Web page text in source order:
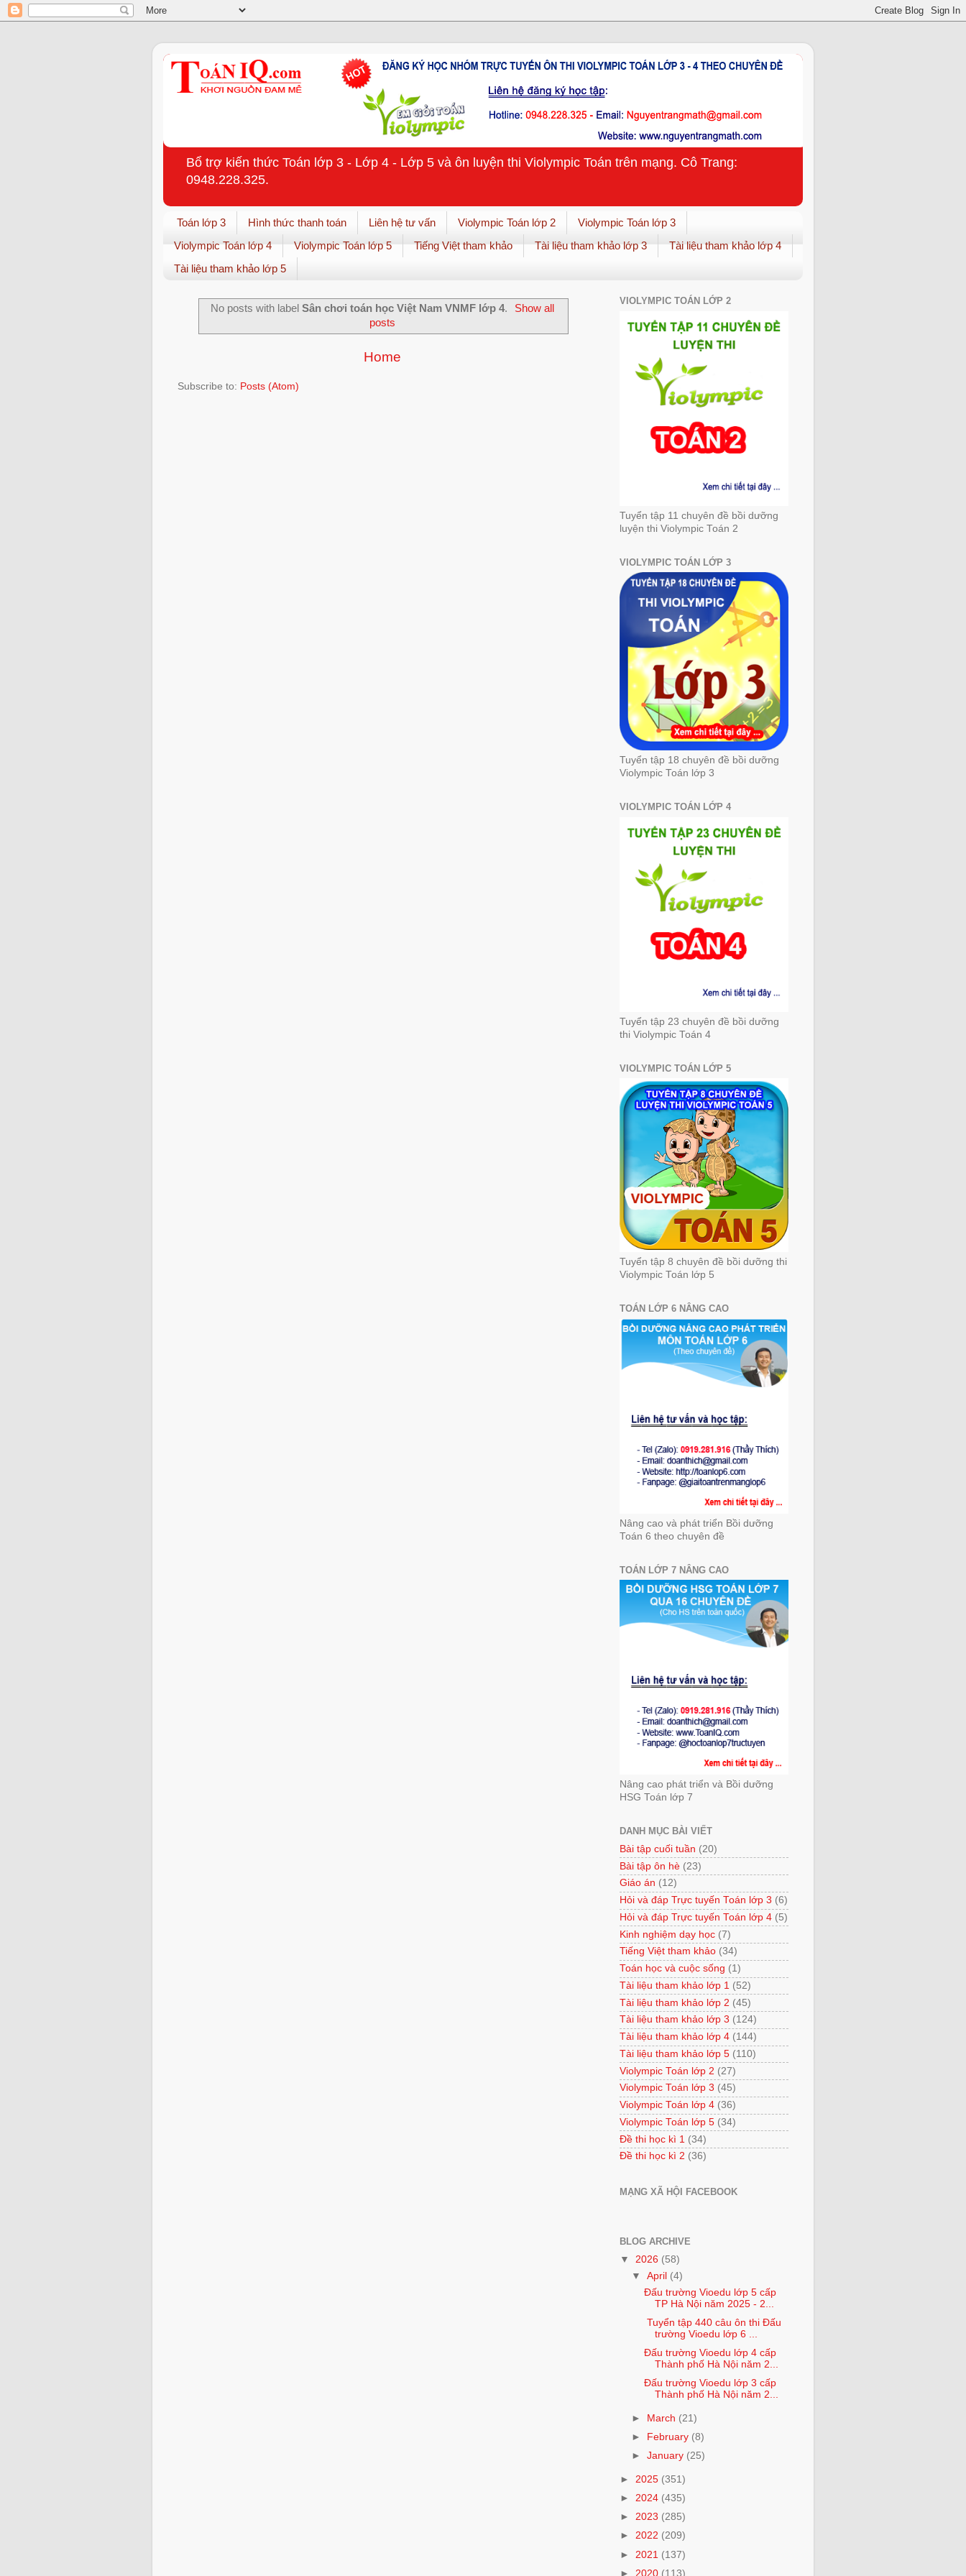
Bổ trợ kiến thức Toán lớp 3 - Lớp 4 - Lớp 5 và ôn luyện thi Violympic Toán trên mạng. Cô Trang:
0948.228.325.
Toán lớp 3 Hình thức thanh toán Liên hệ tư vấn Violympic Toán lớp 2
Violympic Toán lớp 3
Violympic Toán lớp 4
Violympic Toán lớp 5 Tiếng Việt tham khảo Tài liệu tham khảo lớp 3
Tài liệu tham khảo lớp 4
Tài liệu tham khảo lớp 5
No posts with labelSân chơi toán học Việt Nam VNMF lớp 4.
Show all
posts
Home
Subscribe to: Posts (Atom)
VIOLYMPIC TOÁN LỚP 2
Tuyển tập 11 chuyên đề bồi dưỡng
luyện thi Violympic Toán 2
VIOLYMPIC TOÁN LỚP 3
Tuyển tập 18 chuyên đề bồi dưỡng
Violympic Toán lớp 3
VIOLYMPIC TOÁN LỚP 4
Tuyển tập 23 chuyên đề bồi dưỡng
thi Violympic Toán 4
VIOLYMPIC TOÁN LỚP 5
Tuyển tập 8 chuyên đề bồi dưỡng thi
Violympic Toán lớp 5
TOÁN LỚP 6 NÂNG CAO
Nâng cao và phát triển Bồi dưỡng
Toán 6 theo chuyên đề
TOÁN LỚP 7 NÂNG CAO
Nâng cao phát triển và Bồi dưỡng
HSG Toán lớp 7
DANH MỤC BÀI VIẾT
Bài tập cuối tuần (20)
Bài tập ôn hè (23)
Giáo án (12)
Hỏi và đáp Trực tuyến Toán lớp 3 (6)
Hỏi và đáp Trực tuyến Toán lớp 4 (5)
Kinh nghiệm dạy học (7)
Tiếng Việt tham khảo (34)
Toán học và cuộc sống (1)
Tài liệu tham khảo lớp 1 (52)
Tài liệu tham khảo lớp 2 (45)
Tài liệu tham khảo lớp 3 (124)
Tài liệu tham khảo lớp 4 (144)
Tài liệu tham khảo lớp 5 (110)
Violympic Toán lớp 2 (27)
Violympic Toán lớp 3 (45)
Violympic Toán lớp 4 (36)
Violympic Toán lớp 5 (34)
Đề thi học kì 1 (34)
Đề thi học kì 2 (36)
MẠNG XÃ HỘI FACEBOOK
BLOG ARCHIVE
▼ 2026 (58)
▼April (4)
Đấu trường Vioedu lớp 5 cấp
TP Hà Nội năm 2025 - 2...
Tuyển tập 440 câu ôn thi Đấu
trường Vioedu lớp 6 ...
Đấu trường Vioedu lớp 4 cấp
Thành phố Hà Nội năm 2...
Đấu trường Vioedu lớp 3 cấp
Thành phố Hà Nội năm 2...
► March (21)
►
February (8)
►January (25)
► 2025 (351)
► 2024 (435)
► 2023 (285)
► 2022 (209)
► 2021 (137)
► 2020 (113)